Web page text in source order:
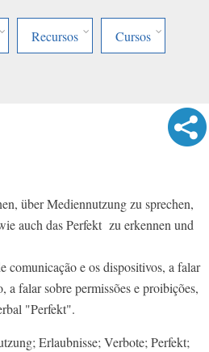
Recursos Cursos
über Mediennutzung zu sprechen,
auch das Perfekt zu erkennen und
comunicação e os dispositivos, a falar
a falar sobre permissões e proibições,
"Perfekt".
Erlaubnisse; Verbote; Perfekt;